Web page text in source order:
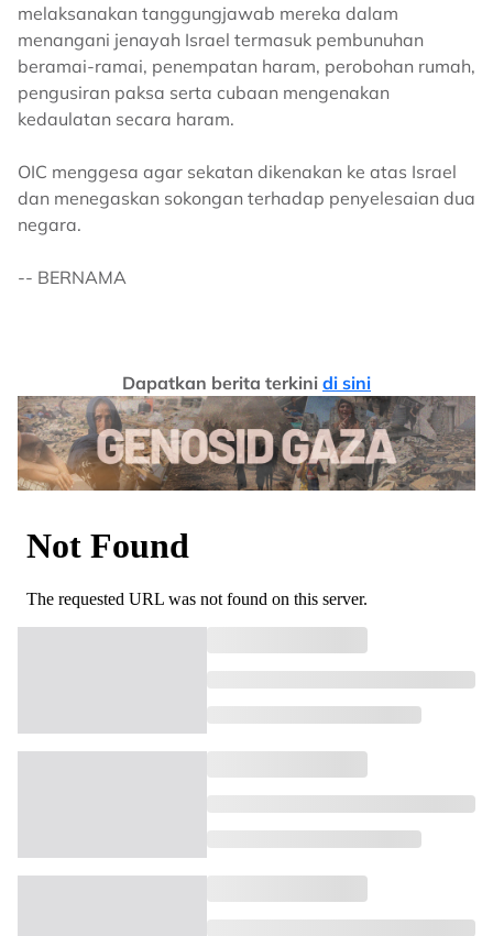
melaksanakan tanggungjawab mereka dalam
menangani jenayah Israel termasuk pembunuhan
beramai-ramai, penempatan haram, perobohan rumah,
pengusiran paksa serta cubaan mengenakan
kedaulatan secara haram.
OIC menggesa agar sekatan dikenakan ke atas Israel
dan menegaskan sokongan terhadap penyelesaian dua
negara.
-- BERNAMA
Dapatkan berita terkini di sini